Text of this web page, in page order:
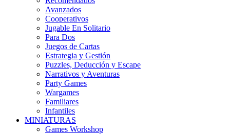
Avanzados
Cooperativos
Jugable En Solitario
Para Dos
Juegos de Cartas
Estrategia y Gestión
Puzzles, Deducción y Escape
Narrativos y Aventuras
Party Games
Wargames
Familiares
Infantiles
MINIATURAS
Games Workshop